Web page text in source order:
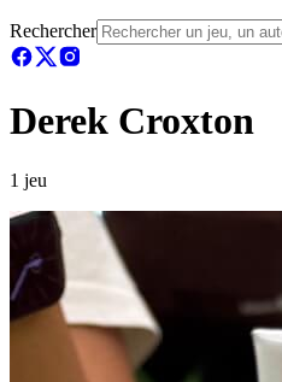
Rechercher
Derek Croxton
1 jeu